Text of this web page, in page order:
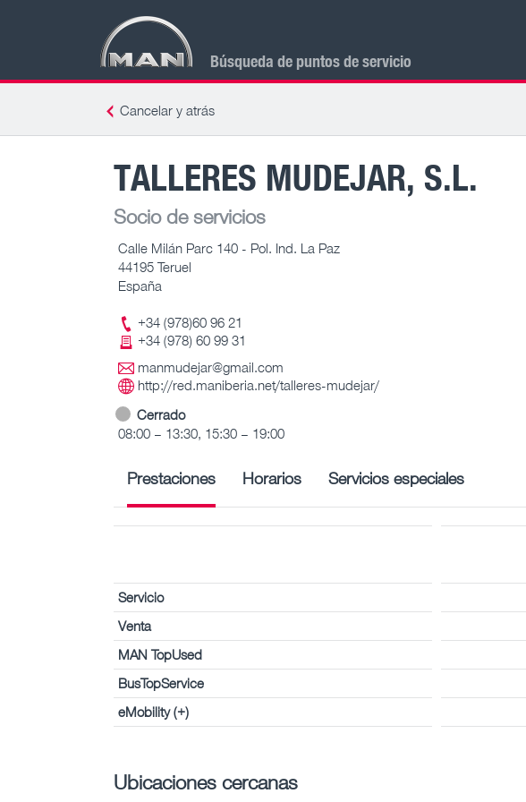
Búsqueda de puntos de servicio
Cancelar y atrás
TALLERES MUDEJAR, S.L.
Socio de servicios
Calle Milán Parc 140 - Pol. Ind. La Paz
44195 Teruel
España
+34 (978)60 96 21
+34 (978) 60 99 31
manmudejar@gmail.com
http://red.maniberia.net/talleres-mudejar/
Cerrado
08:00 – 13:30, 15:30 – 19:00
Prestaciones Horarios Servicios especiales
Servicio
Venta
MAN TopUsed
BusTopService
eMobility (+)
Ubicaciones cercanas